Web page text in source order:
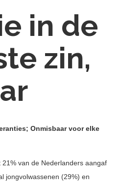
in de
zin,
Onmisbaar voor elke
van de Nederlanders aangaf
jongvolwassenen (29%) en